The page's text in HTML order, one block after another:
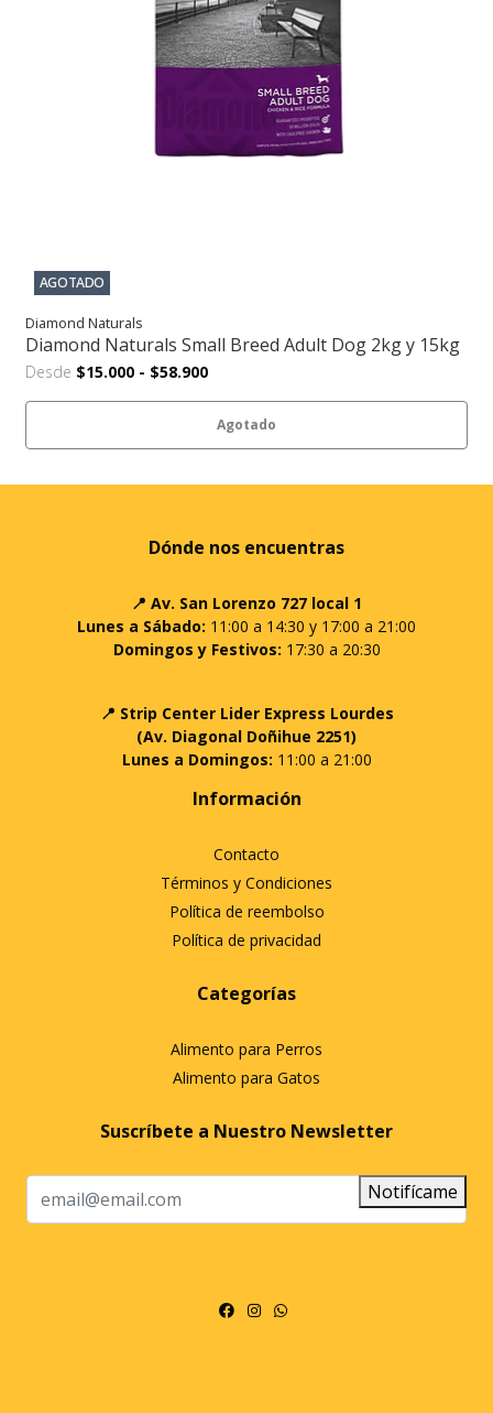
AGOTADO
Diamond Naturals
Diamond Naturals Small Breed Adult Dog 2kg y 15kg
Desde $15.000 - $58.900
Agotado
Dónde nos encuentras
📍 Av. San Lorenzo 727 local 1
Lunes a Sábado: 11:00 a 14:30 y 17:00 a 21:00
Domingos y Festivos: 17:30 a 20:30
📍 Strip Center Lider Express Lourdes
(Av. Diagonal Doñihue 2251)
Lunes a Domingos: 11:00 a 21:00
Información
Contacto
Términos y Condiciones
Política de reembolso
Política de privacidad
Categorías
Alimento para Perros
Alimento para Gatos
Suscríbete a Nuestro Newsletter
Notifícame